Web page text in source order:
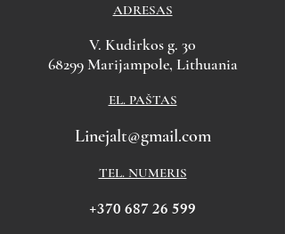
ADRESAS
V. Kudirkos g. 30
68299 Marijampole, Lithuania
EL. PAŠTAS
Linejalt@gmail.com
TEL. NUMERIS
+370 687 26 599